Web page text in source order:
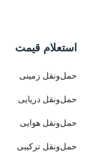
استعلام قیمت
حمل‌ونقل زمینی
حمل‌ونقل دریایی
حمل‌ونقل هوایی
حمل‌ونقل ترکیبی